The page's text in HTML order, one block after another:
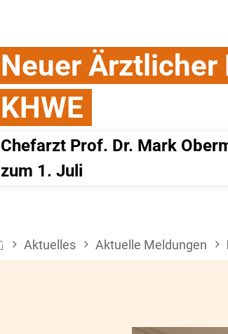
Neuer
KHWE
Chefarzt Prof. Dr. Mark
zum 1. Juli
Aktuelles Aktuelle Meldungen